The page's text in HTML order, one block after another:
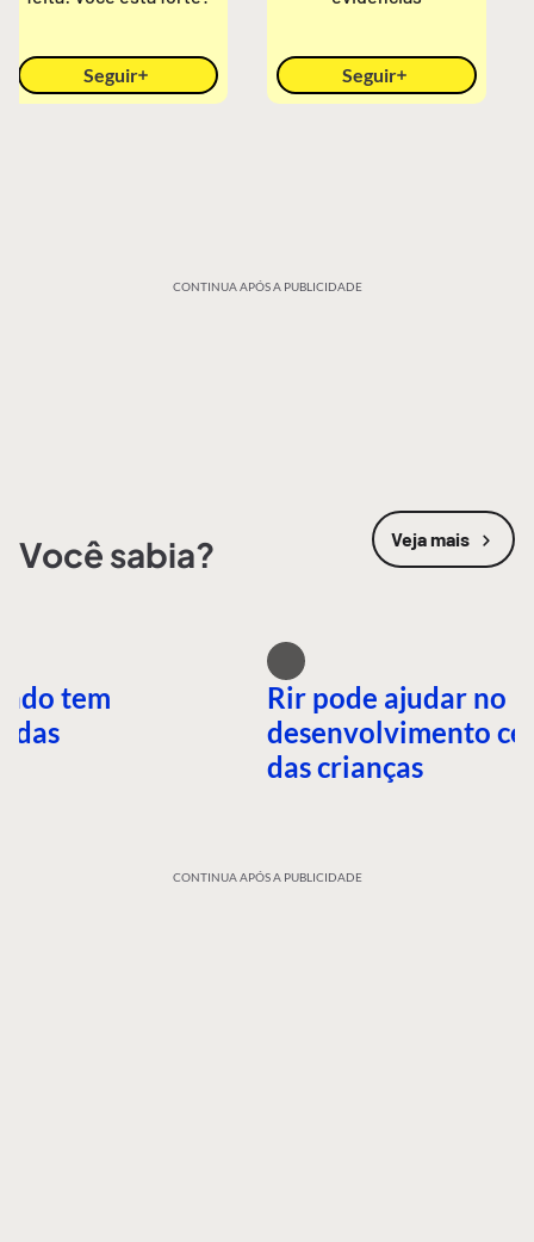
Seguir Seguir
CONTINUA APÓS A PUBLICIDADE
Você sabia? Veja mais
tem
Rir pode ajudar no
desenvolvimento
das crianças
CONTINUA APÓS A PUBLICIDADE